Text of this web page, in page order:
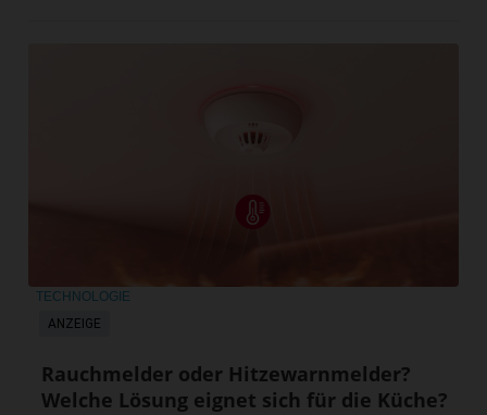
ANZEIGE
TECHNOLOGIE
Rauchmelder oder Hitzewarnmelder?
Welche Lösung eignet sich für die Küche?